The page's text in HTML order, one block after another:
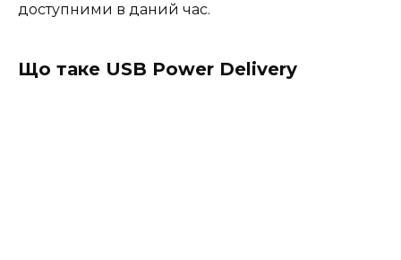
доступними в даний час.
Що таке USB Power Delivery